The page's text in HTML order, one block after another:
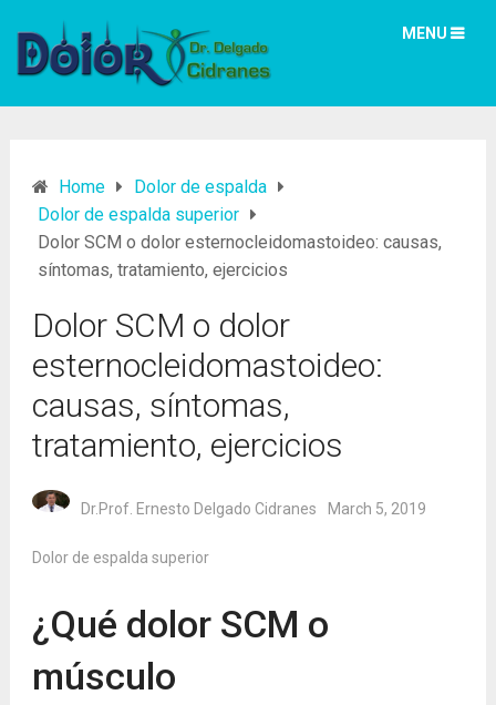
MENU
Home
Dolor de espalda
Dolor de espalda superior
Dolor SCM o dolor esternocleidomastoideo: causas,
síntomas, tratamiento, ejercicios
Dolor SCM o dolor
esternocleidomastoideo:
causas, síntomas,
tratamiento, ejercicios
Dr.Prof. Ernesto Delgado Cidranes March 5, 2019
Dolor de espalda superior
¿Qué dolor SCM o
músculo